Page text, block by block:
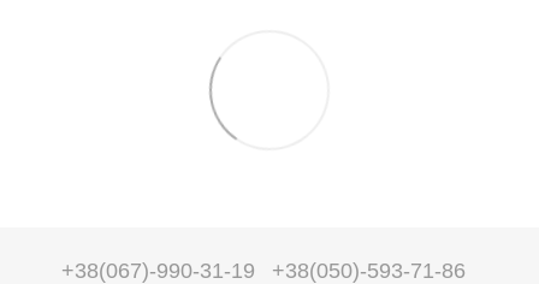
+38(067)-990-31-19
+38(050)-593-71-86